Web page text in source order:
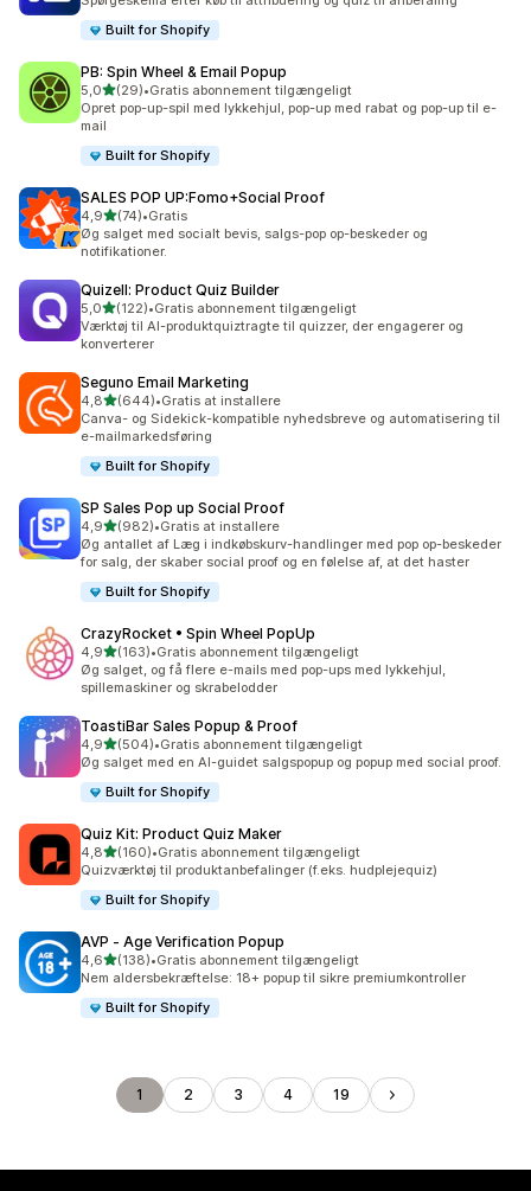
Built for Shopify
PB: Spin Wheel & Email Popup
5,0ud af 5 stjerner
(29)
29 anmeldelser i alt
•Gratis abonnement tilgængeligt
Opret pop-up-spil med lykkehjul, pop-up med rabat og pop-up til e-
mail
Built for Shopify
SALES POP UP:Fomo+Social Proof
4,9ud af 5 stjerner
(74)
74 anmeldelser i alt
•Gratis
Øg salget med socialt bevis, salgs-pop op-beskeder og
notifikationer.
Quizell: Product Quiz Builder
5,0ud af 5 stjerner
(122)
122 anmeldelser i alt
•Gratis abonnement tilgængeligt
Værktøj til AI-produktquiztragte til quizzer, der engagerer og
konverterer
Seguno Email Marketing
4,8ud af 5 stjerner
(644)
644 anmeldelser i alt
•Gratis at installere
Canva- og Sidekick-kompatible nyhedsbreve og automatisering til
e-mailmarkedsføring
Built for Shopify
SP Sales Pop up Social Proof
4,9ud af 5 stjerner
(982)
982 anmeldelser i alt
•Gratis at installere
Øg antallet af Læg i indkøbskurv-handlinger med pop op-beskeder
for salg, der skaber social proof og en følelse af, at det haster
Built for Shopify
CrazyRocket • Spin Wheel PopUp
4,9ud af 5 stjerner
(163)
163 anmeldelser i alt
•Gratis abonnement tilgængeligt
Øg salget, og få flere e-mails med pop-ups med lykkehjul,
spillemaskiner og skrabelodder
ToastiBar Sales Popup & Proof
4,9ud af 5 stjerner
(504)
504 anmeldelser i alt
•Gratis abonnement tilgængeligt
Øg salget med en AI-guidet salgspopup og popup med social proof.
Built for Shopify
Quiz Kit: Product Quiz Maker
4,8ud af 5 stjerner
(160)
160 anmeldelser i alt
•Gratis abonnement tilgængeligt
Quizværktøj til produktanbefalinger (f.eks. hudplejequiz)
Built for Shopify
AVP ‑ Age Verification Popup
4,6ud af 5 stjerner
(138)
138 anmeldelser i alt
•Gratis abonnement tilgængeligt
Nem aldersbekræftelse: 18+ popup til sikre premiumkontroller
Built for Shopify
1 2 3 4 19